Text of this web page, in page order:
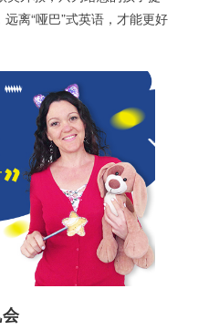
离“哑巴”式英语，才能更好